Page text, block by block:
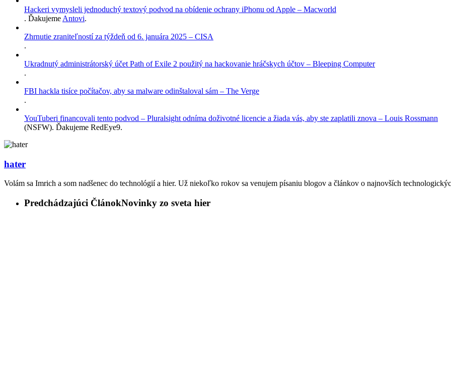
Hackeri vymysleli jednoduchý textový podvod na obídenie ochrany iPhonu od Apple – Macworld
. Ďakujeme Antovi.
Zhrnutie zraniteľností za týždeň od 6. januára 2025 – CISA
.
Ukradnutý administrátorský účet Path of Exile 2 použitý na hackovanie hráčskych účtov – Bleeping Computer
.
FBI hackla tisíce počítačov, aby sa malware odinštaloval sám – The Verge
.
YouTuberi financovali tento podvod – Pluralsight odníma doživotné licencie a žiada vás, aby ste zaplatili znova – Louis Rossmann
(NSFW). Ďakujeme RedEye9.
hater
Volám sa Imrich a som nadšenec do technológií a hier. Už niekoľko rokov sa venujem písaniu blogov a článkov o najnovších
Predchádzajúci ČlánokNovinky zo sveta hier